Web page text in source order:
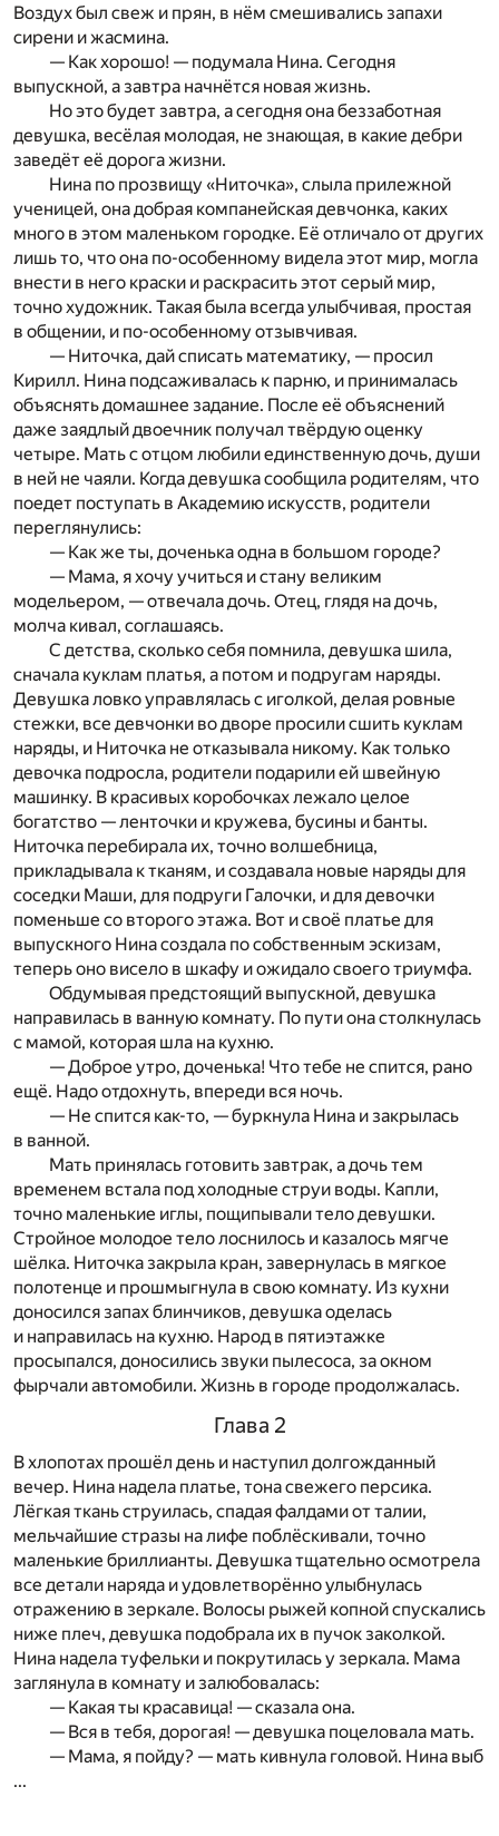
Воздух был свеж и прян, в нём смешивались запахи
сирени и жасмина.
— Как хорошо! — подумала Нина. Сегодня
выпускной, а завтра начнётся новая жизнь.
Но это будет завтра, а сегодня она беззаботная
девушка, весёлая молодая, не знающая, в какие дебри
заведёт её дорога жизни.
Нина по прозвищу «Ниточка», слыла прилежной
ученицей, она добрая компанейская девчонка, каких
много в этом маленьком городке. Её отличало от других
лишь то, что она по-особенному видела этот мир, могла
внести в него краски и раскрасить этот серый мир,
точно художник. Такая была всегда улыбчивая, простая
в общении, и по-особенному отзывчивая.
— Ниточка, дай списать математику, — просил
Кирилл. Нина подсаживалась к парню, и принималась
объяснять домашнее задание. После её объяснений
даже заядлый двоечник получал твёрдую оценку
четыре. Мать с отцом любили единственную дочь, души
в ней не чаяли. Когда девушка сообщила родителям, что
поедет поступать в Академию искусств, родители
переглянулись:
— Как же ты, доченька одна в большом городе?
— Мама, я хочу учиться и стану великим
модельером, — отвечала дочь. Отец, глядя на дочь,
молча кивал, соглашаясь.
С детства, сколько себя помнила, девушка шила,
сначала куклам платья, а потом и подругам наряды.
Девушка ловко управлялась с иголкой, делая ровные
стежки, все девчонки во дворе просили сшить куклам
наряды, и Ниточка не отказывала никому. Как только
девочка подросла, родители подарили ей швейную
машинку. В красивых коробочках лежало целое
богатство — ленточки и кружева, бусины и банты.
Ниточка перебирала их, точно волшебница,
прикладывала к тканям, и создавала новые наряды для
соседки Маши, для подруги Галочки, и для девочки
поменьше со второго этажа. Вот и своё платье для
выпускного Нина создала по собственным эскизам,
теперь оно висело в шкафу и ожидало своего триумфа.
Обдумывая предстоящий выпускной, девушка
направилась в ванную комнату. По пути она столкнулась
с мамой, которая шла на кухню.
— Доброе утро, доченька! Что тебе не спится, рано
ещё. Надо отдохнуть, впереди вся ночь.
— Не спится как-то, — буркнула Нина и закрылась
в ванной.
Мать принялась готовить завтрак, а дочь тем
временем встала под холодные струи воды. Капли,
точно маленькие иглы, пощипывали тело девушки.
Стройное молодое тело лоснилось и казалось мягче
шёлка. Ниточка закрыла кран, завернулась в мягкое
полотенце и прошмыгнула в свою комнату. Из кухни
доносился запах блинчиков, девушка оделась
и направилась на кухню. Народ в пятиэтажке
просыпался, доносились звуки пылесоса, за окном
фырчали автомобили. Жизнь в городе продолжалась.
Глава 2
В хлопотах прошёл день и наступил долгожданный
вечер. Нина надела платье, тона свежего персика.
Лёгкая ткань струилась, спадая фалдами от талии,
мельчайшие стразы на лифе поблёскивали, точно
маленькие бриллианты. Девушка тщательно осмотрела
все детали наряда и удовлетворённо улыбнулась
отражению в зеркале. Волосы рыжей копной спускались
ниже плеч, девушка подобрала их в пучок заколкой.
Нина надела туфельки и покрутилась у зеркала. Мама
заглянула в комнату и залюбовалась:
— Какая ты красавица! — сказала она.
— Вся в тебя, дорогая! — девушка поцеловала мать.
— Мама, я пойду? — мать кивнула головой. Нина выб
...